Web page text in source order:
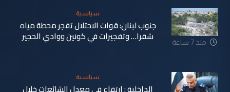
منذ 7 ساعة
سياسية
جنوب لبنان: قوات الاحتلال تفجر محطة مياه
شقرا… وتفجيرات في كونين ووادي الحجير
سياسية